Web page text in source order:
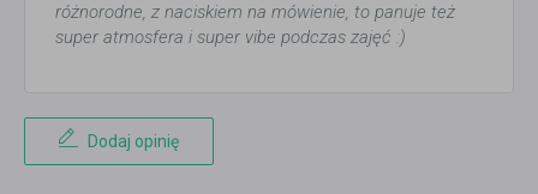
różnorodne, z naciskiem na mówienie, to panuje też
super atmosfera i super vibe podczas zajęć :)
Dodaj opinię